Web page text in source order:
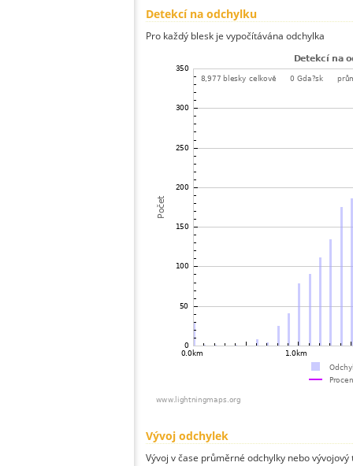
Detekcí na odchylku
Pro každý blesk je vypočítávána odchylka
Vývoj odchylek
Vývoj v čase průměrné odchylky nebo